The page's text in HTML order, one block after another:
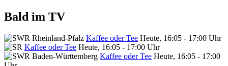
Bald im TV
Kaffee oder Tee Heute, 16:05 - 17:00 Uhr
Kaffee oder Tee Heute, 16:05 - 17:00 Uhr
Kaffee oder Tee Heute, 16:05 - 17:00